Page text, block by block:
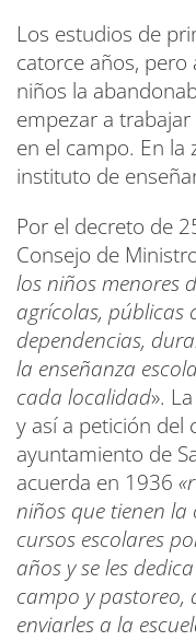
Los estudios de
catorce años,
niños la
empezar a
en el campo. En
instituto de
Por el decreto de
Consejo de
los niños menores
agrícolas, públicas
dependencias,
la enseñanza
cada localidad».
y así a petición del
ayuntamiento de
acuerda en 1936 «
niños que tienen
cursos escolares
años y se les
campo y pastoreo,
enviarles a la